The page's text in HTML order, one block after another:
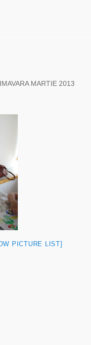
MARTIE 2013
PICTURE LIST]